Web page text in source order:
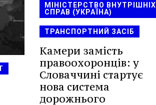
МІНІСТЕРСТВО ВНУТРІШНІХ
СПРАВ (УКРАЇНА)
ТРАНСПОРТНИЙ ЗАСІБ
Камери замість
правоохоронців: у
Словаччині стартує
нова система
дорожнього